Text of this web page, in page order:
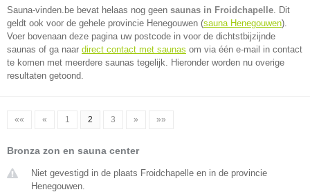
Sauna-vinden.be bevat helaas nog geen saunas in Froidchapelle. Dit
geldt ook voor de gehele provincie Henegouwen (sauna Henegouwen).
Voer bovenaan deze pagina uw postcode in voor de dichtstbijzijnde
saunas of ga naar direct contact met saunas om via één e-mail in contact
te komen met meerdere saunas tegelijk. Hieronder worden nu overige
resultaten getoond.
«« « 1 2 3 » »»
Bronza zon en sauna center
Niet gevestigd in de plaats Froidchapelle en in de provincie
Henegouwen.